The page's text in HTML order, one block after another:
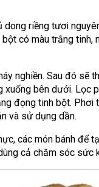
riềng tươi
có màu trắng tinh,
nghiền. Sau đó sẽ
bên dưới. Lọc
đọng tinh bột. Phơi
và sử dụng dần.
các món bánh để
cả chăm sóc sức